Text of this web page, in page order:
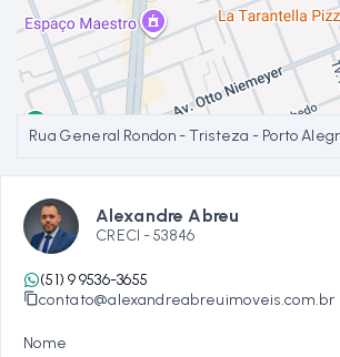
Rua General Rondon - Tristeza - Porto
Alexandre Abreu
CRECI -53846
(51) 9 9536-3655
contato@alexandreabreuimoveis.com.br
Nome